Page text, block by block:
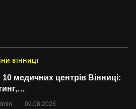
ВІННИЦІ
медичних центрів Вінниці:
. 09.08.2026